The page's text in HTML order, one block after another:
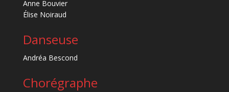
Anne Bouvier
Élise Noiraud
Danseuse
Andréa Bescond
Chorégraphe